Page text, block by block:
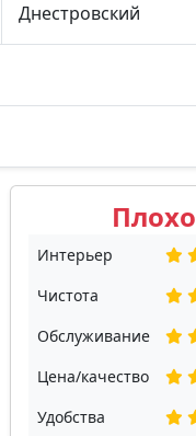
Днестровский
Плохо
Интерьер
Чистота
Обслуживание
Цена/качество
Удобства